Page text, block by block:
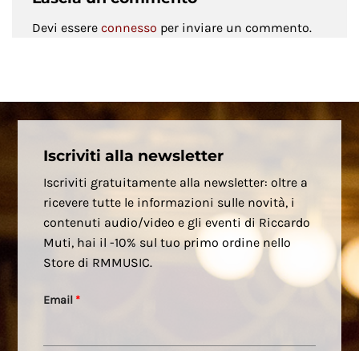
Devi essere connesso per inviare un commento.
Iscriviti alla newsletter
Iscriviti gratuitamente alla newsletter: oltre a
ricevere tutte le informazioni sulle novità, i
contenuti audio/video e gli eventi di Riccardo
Muti, hai il -10% sul tuo primo ordine nello
Store di RMMUSIC.
Email*